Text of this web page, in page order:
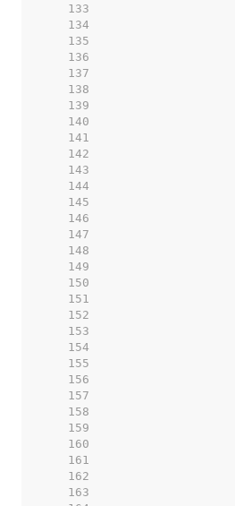
   133
   134
   135
   136
   137
   138
   139
   140
   141
   142
   143
   144
   145
   146
   147
   148
   149
   150
   151
   152
   153
   154
   155
   156
   157
   158
   159
   160
   161
   162
   163